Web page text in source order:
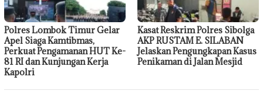
Polres Lombok Timur Gelar
Apel Siaga Kamtibmas,
Perkuat Pengamanan HUT Ke-
81 RI dan Kunjungan Kerja
Kapolri
Kasat Reskrim Polres Sibolga
AKP RUSTAM E. SILABAN
Jelaskan Pengungkapan Kasus
Penikaman di Jalan Mesjid